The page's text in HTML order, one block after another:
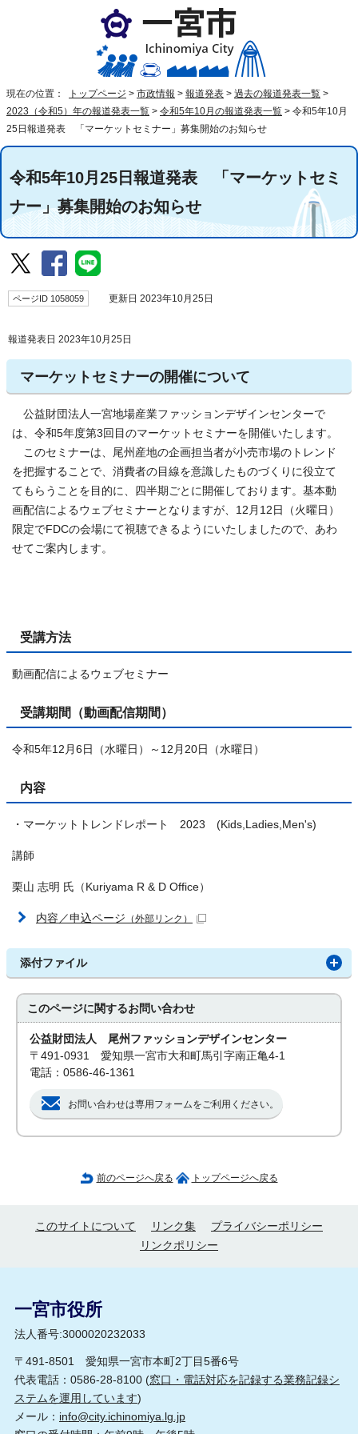
現在の位置： トップページ > 市政情報 > 報道発表 > 過去の報道発表一覧 >
2023（令和5）年の報道発表一覧 > 令和5年10月の報道発表一覧 > 令和5年10月
25日報道発表 「マーケットセミナー」募集開始のお知らせ
令和5年10月25日報道発表 「マーケットセミ
ナー」募集開始のお知らせ
ページID 1058059 更新日 2023年10月25日
報道発表日 2023年10月25日
マーケットセミナーの開催について
公益財団法人一宮地場産業ファッションデザインセンターで
は、令和5年度第3回目のマーケットセミナーを開催いたします。
このセミナーは、尾州産地の企画担当者が小売市場のトレンド
を把握することで、消費者の目線を意識したものづくりに役立て
てもらうことを目的に、四半期ごとに開催しております。基本動
画配信によるウェブセミナーとなりますが、12月12日（火曜日）
限定でFDCの会場にて視聴できるようにいたしましたので、あわ
せてご案内します。
受講方法
動画配信によるウェブセミナー
受講期間（動画配信期間）
令和5年12月6日（水曜日）～12月20日（水曜日）
内容
・マーケットトレンドレポート 2023 (Kids,Ladies,Men's)
講師
栗山 志明 氏（Kuriyama R & D Office）
内容／申込ページ （外部リンク）
添付ファイル
このページに関するお問い合わせ
公益財団法人 尾州ファッションデザインセンター
〒491-0931 愛知県一宮市大和町馬引字南正亀4-1
電話：0586-46-1361
お問い合わせは専用フォームをご利用ください。
前のページへ戻る トップページへ戻る
このサイトについて リンク集
プライバシーポリシー
リンクポリシー
一宮市役所
法人番号:3000020232033
〒491-8501 愛知県一宮市本町2丁目5番6号
代表電話：0586-28-8100 (窓口・電話対応を記録する業務記録シ
ステムを運用しています)
メール： info@city.ichinomiya.lg.jp